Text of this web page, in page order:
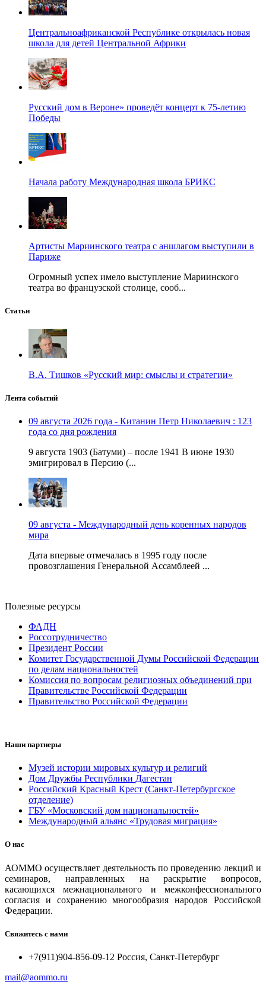
Центральноафриканской Республике открылась новая
школа для детей Центральной Африки
Русский дом в Вероне» проведёт концерт к 75-летию
Победы
Начала работу Международная школа БРИКС
Артисты Мариинского театра с аншлагом выступили в
Париже
Огромный успех имело выступление Мариинского
театра во французской столице, сооб...
Статьи
В.А. Тишков «Русский мир: смыслы и стратегии»
Лента событий
09 августа 2026 года - Китанин Петр Николаевич : 123
года со дня рождения
9 августа 1903 (Батуми) – после 1941 В июне 1930
эмигрировал в Персию (...
09 августа - Международный день коренных народов
мира
Дата впервые отмечалась в 1995 году после
провозглашения Генеральной Ассамблеей ...
Полезные ресурсы
ФАДН
Россотрудничество
Президент России
Комитет Государственной Думы Российской Федерации
по делам национальностей
Комиссия по вопросам религиозных объединений при
Правительстве Российской Федерации
Правительство Российской Федерации
Наши партнеры
Музей истории мировых культур и религий
Дом Дружбы Республики Дагестан
Российский Красный Крест (Санкт-Петербургское
отделение)
ГБУ «Московский дом национальностей»
Международный альянс «Трудовая миграция»
О нас
АОММО осуществляет деятельность по проведению лекций и
семинаров, направленных на раскрытие вопросов,
касающихся межнационального и межконфессионального
согласия и сохранению многообразия народов Российской
Федерации.
Свяжитесь с нами
+7(911)904-856-09-12 Россия, Санкт-Петербург
mail@aommo.ru